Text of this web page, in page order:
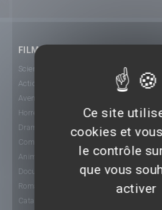
FILMS
Science-Fiction
Action
Aventure
Horreur
Drame
Comédie
Animation
Documentaire
Romance
Catastrophe
Ce site
cookies et
le contrôle
que vous
activer